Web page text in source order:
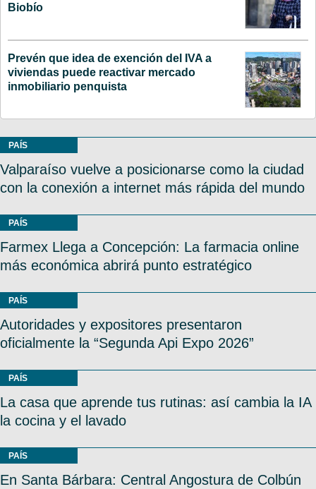
Biobío
Prevén que idea de exención del IVA a
viviendas puede reactivar mercado
inmobiliario penquista
PAÍS
Valparaíso vuelve a posicionarse como la ciudad
con la conexión a internet más rápida del mundo
PAÍS
Farmex Llega a Concepción: La farmacia online
más económica abrirá punto estratégico
PAÍS
Autoridades y expositores presentaron
oficialmente la “Segunda Api Expo 2026”
PAÍS
La casa que aprende tus rutinas: así cambia la IA
la cocina y el lavado
PAÍS
En Santa Bárbara: Central Angostura de Colbún